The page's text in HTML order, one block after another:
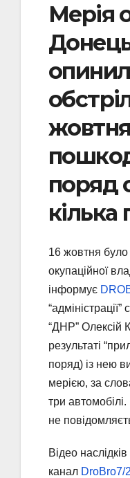
Мерія
поряд
16 жовтня було
окупаційної
інформує
“ДНР” Олексій
результаті
поряд) із нею
мерією, за
три
не
Відео
канал DroBro7/